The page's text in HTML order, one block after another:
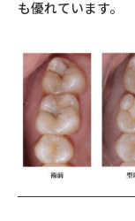
も優れています。